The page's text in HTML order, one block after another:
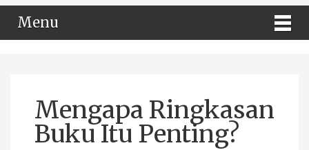
Menu
Mengapa Ringkasan
Buku Itu Penting?